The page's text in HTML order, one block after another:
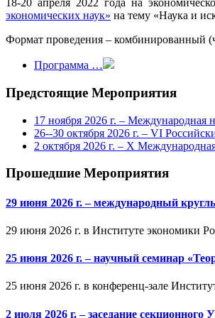
18-20 апреля 2022 года на
экономических наук» на тему «Наука и
Формат проведения – комбинированный
Программа …
Предстоящие Мероприятия
17 ноября 2026 г. – Международная
26--30 октября 2026 г. – VI
2 октября 2026 г. – X
Прошедшие Мероприятия
29 июня 2026 г. – международный
29 июня 2026 г. в Институте экономики
25 июня 2026 г. – научный семинар
25 июня 2026 г. в конференц-зале
2 июля 2026 г. – заседание